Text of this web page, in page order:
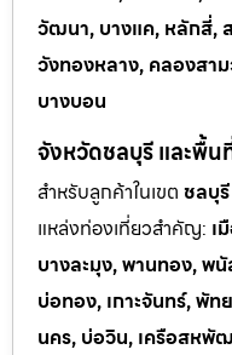
วัฒนา, บางแค, หลักสี่,
วังทองหลาง, คลองสา
บางบอน
จังหวัดชลบุรี และพื้น
สำหรับลูกค้าในเขต ชลบุรี
แหล่งท่องเที่ยวสำคัญ: เ
บางละมุง, พานทอง, พ
บ่อทอง, เกาะจันทร์, พั
นคร, บ่อวิน, เครือสหพั